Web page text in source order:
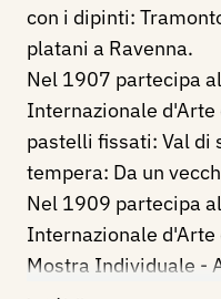
con i dipinti:
platani a Ravenna.
Nel 1907 partecipa
Internazionale d'Arte
pastelli fissati: Val di
tempera: Da un
Nel 1909 partecipa
Internazionale d'Arte
Mostra Individuale -